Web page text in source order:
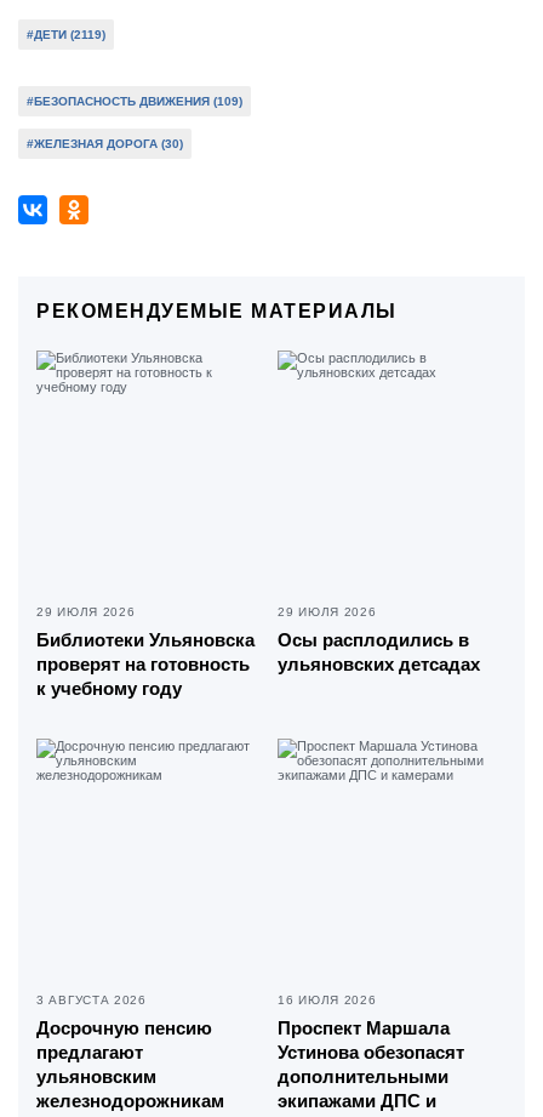
#ДЕТИ (2119)
#БЕЗОПАСНОСТЬ ДВИЖЕНИЯ (109)
#ЖЕЛЕЗНАЯ ДОРОГА (30)
РЕКОМЕНДУЕМЫЕ МАТЕРИАЛЫ
29 ИЮЛЯ 2026
Библиотеки Ульяновска
проверят на готовность
к учебному году
29 ИЮЛЯ 2026
Осы расплодились в
ульяновских детсадах
3 АВГУСТА 2026
Досрочную пенсию
предлагают
ульяновским
железнодорожникам
16 ИЮЛЯ 2026
Проспект Маршала
Устинова обезопасят
дополнительными
экипажами ДПС и